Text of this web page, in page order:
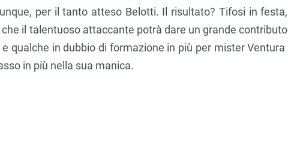
per il tanto atteso Belotti. Il risultato? Tifosi in festa,
il talentuoso attaccante potrà dare un grande contributo
qualche in dubbio di formazione in più per mister Ventura
in più nella sua manica.